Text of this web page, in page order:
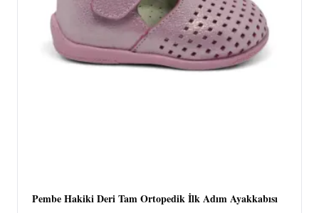
Pembe Hakiki Deri Tam Ortopedik İlk Adım Ayakkabısı